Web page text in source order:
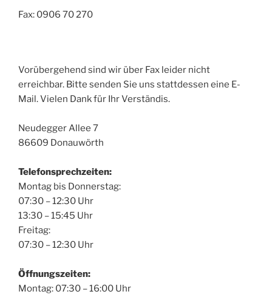
Fax: 0906 70 270
Vorübergehend sind wir über Fax leider nicht
erreichbar. Bitte senden Sie uns stattdessen eine E-
Mail. Vielen Dank für Ihr Verständis.
Neudegger Allee 7
86609 Donauwörth
Telefonsprechzeiten:
Montag bis Donnerstag:
07:30 – 12:30 Uhr
13:30 – 15:45 Uhr
Freitag:
07:30 – 12:30 Uhr
Öffnungszeiten:
Montag: 07:30 – 16:00 Uhr